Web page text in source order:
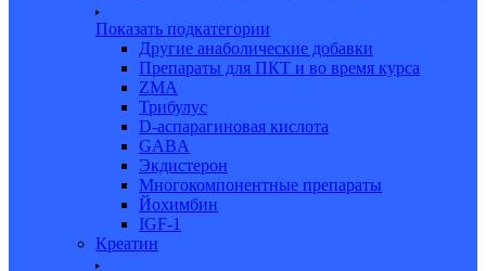
Показать подкатегории
Другие анаболические добавки
Препараты для ПКТ и во время курса
ZMA
Трибулус
D-аспарагиновая кислота
GABA
Экдистерон
Многокомпонентные препараты
Йохимбин
IGF-1
Креатин